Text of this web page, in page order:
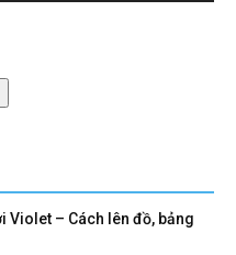
Violet – Cách lên đồ, bảng